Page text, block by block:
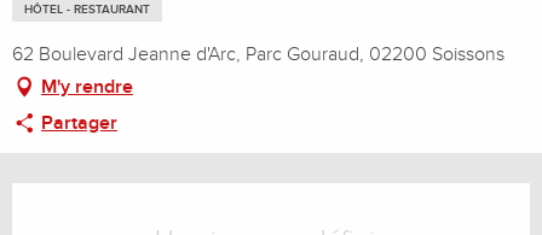
HÔTEL - RESTAURANT
62 Boulevard Jeanne d'Arc, Parc Gouraud, 02200 Soissons
M'y rendre
Partager